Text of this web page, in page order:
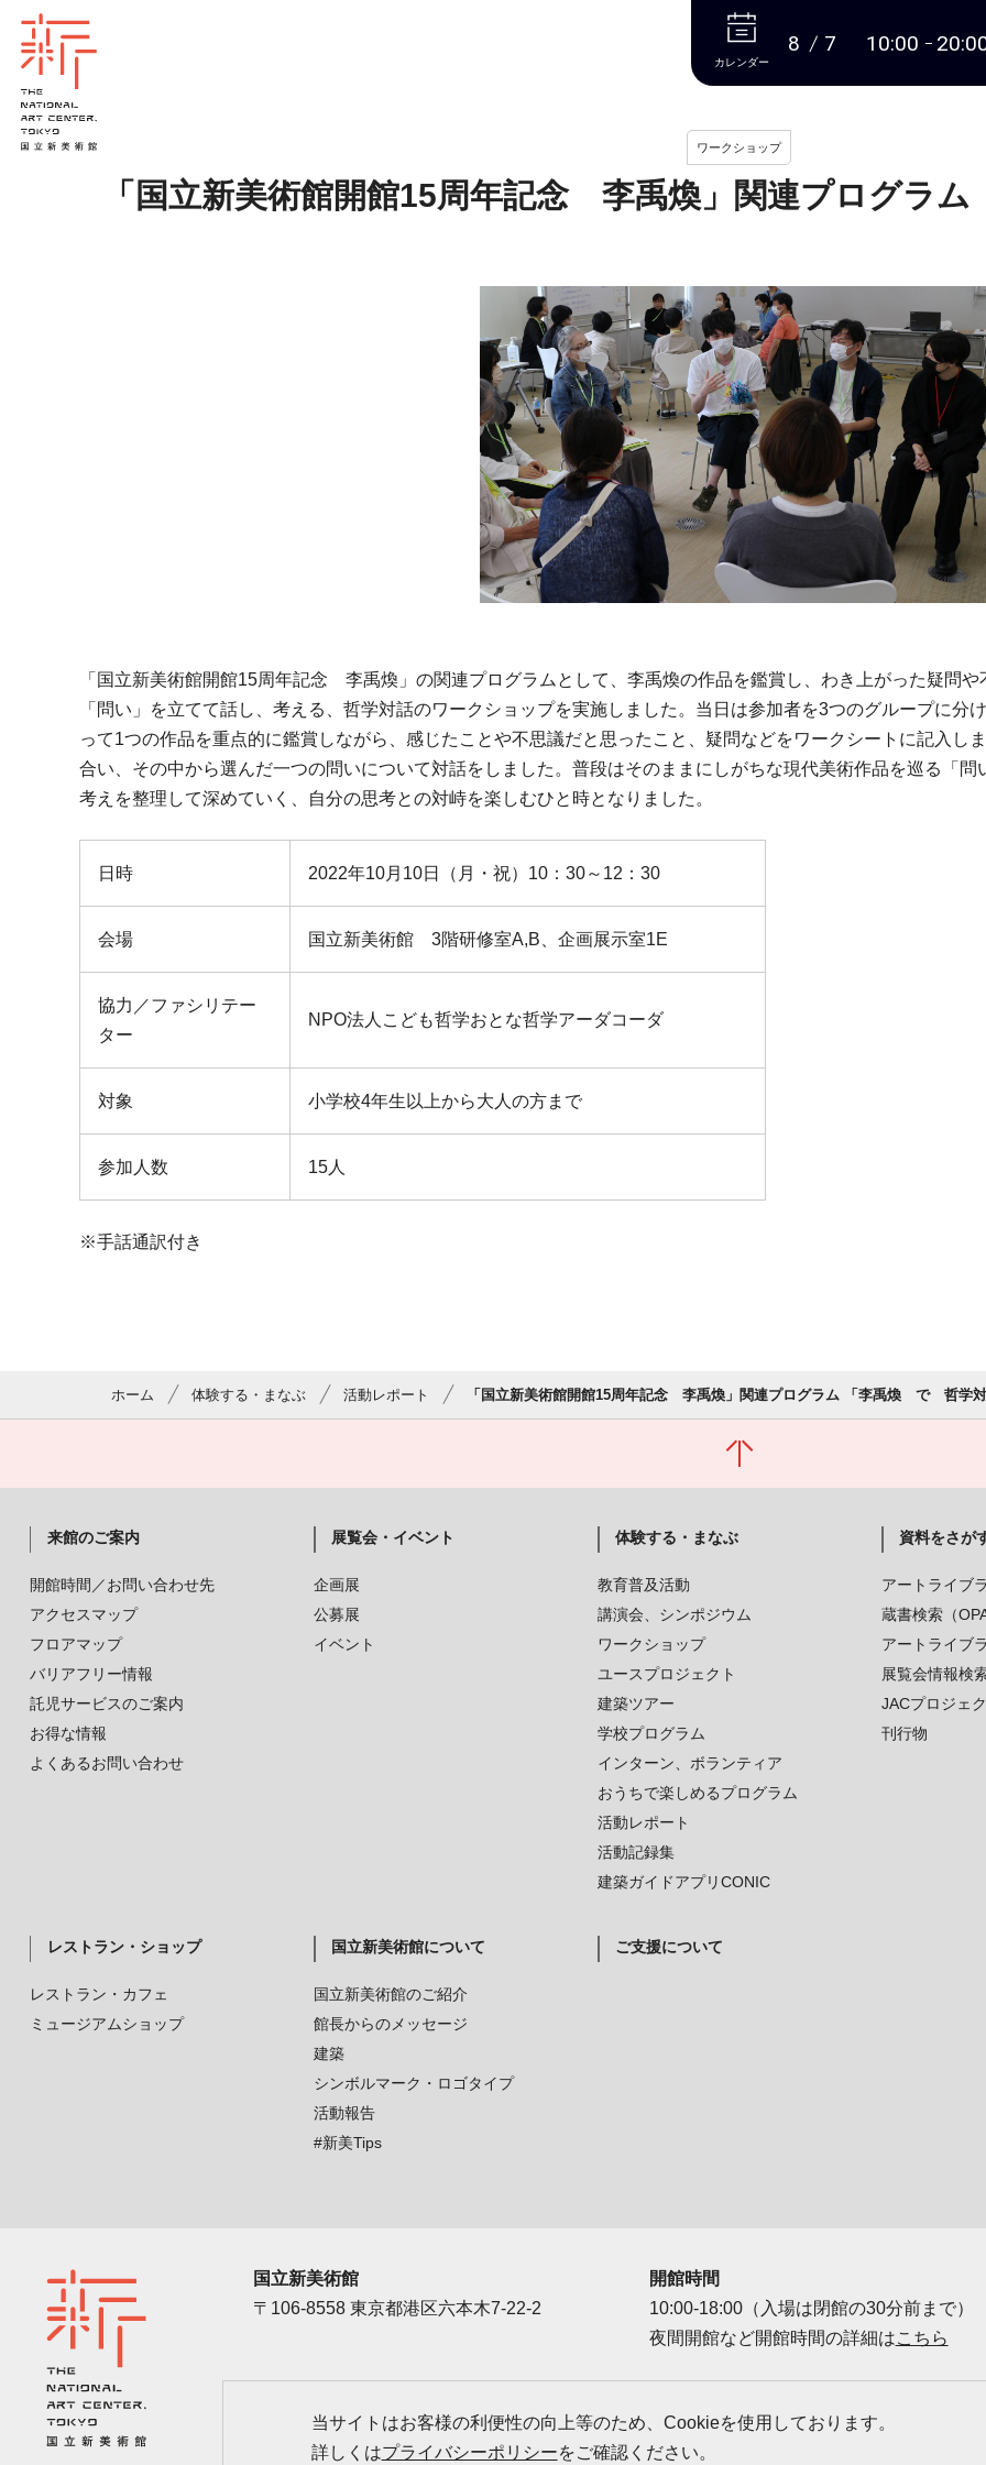
本文へ
当サイトはお客様の利便性の向上等のため、Cookieを使用しております。
詳しくはプライバシーポリシーをご確認ください。
カレンダー
8 7 10:00
ワークショップ
「国立新美術館開館15周年記念 李禹煥」関連プログラ
「国立新美術館開館15周年記念 李禹煥」の関連プログラムとして、李禹煥の作品を鑑賞し、わき上がった疑問
「問い」を立てて話し、考える、哲学対話のワークショップを実施しました。当日は参加者を3つのグループに分
って1つの作品を重点的に鑑賞しながら、感じたことや不思議だと思ったこと、疑問などをワークシートに記入し
合い、その中から選んだ一つの問いについて対話をしました。普段はそのままにしがちな現代美術作品を巡る「
考えを整理して深めていく、自分の思考との対峙を楽しむひと時となりました。
日時 2022年10月10日（月・祝）10：30～12：30
会場 国立新美術館 3階研修室A,B、企画展示室1E
協力／ファシリテー
ター
NPO法人こども哲学おとな哲学アーダコーダ
対象 小学校4年生以上から大人の方まで
参加人数 15人
※手話通訳付き
ホーム 体験する・まなぶ 活動レポート 「国立新美術館開館15周年記念 李禹煥」関連プログラム 「李禹煥 で 哲学
来館のご案内
開館時間／お問い合わせ先
アクセスマップ
フロアマップ
バリアフリー情報
託児サービスのご案内
お得な情報
よくあるお問い合わせ
展覧会・イベント
企画展
公募展
イベント
体験する・まなぶ
教育普及活動
講演会、シンポジウム
ワークショップ
ユースプロジェクト
建築ツアー
学校プログラム
インターン、ボランティア
おうちで楽しめるプログラム
活動レポート
活動記録集
建築ガイドアプリCONIC
資料をさが
アートライブ
蔵書検索（
アートライブ
展覧会情報検
JACプロジェ
刊行物
レストラン・ショップ
レストラン・カフェ
ミュージアムショップ
国立新美術館について
国立新美術館のご紹介
館長からのメッセージ
建築
シンボルマーク・ロゴタイプ
活動報告
#新美Tips
ご支援について
国立新美術館
〒106-8558 東京都港区六本木7-22-2
開館時間
10:00-18:00（入場は閉館の30分前まで）
夜間開館など開館時間の詳細はこちら
アクセス カレンダー